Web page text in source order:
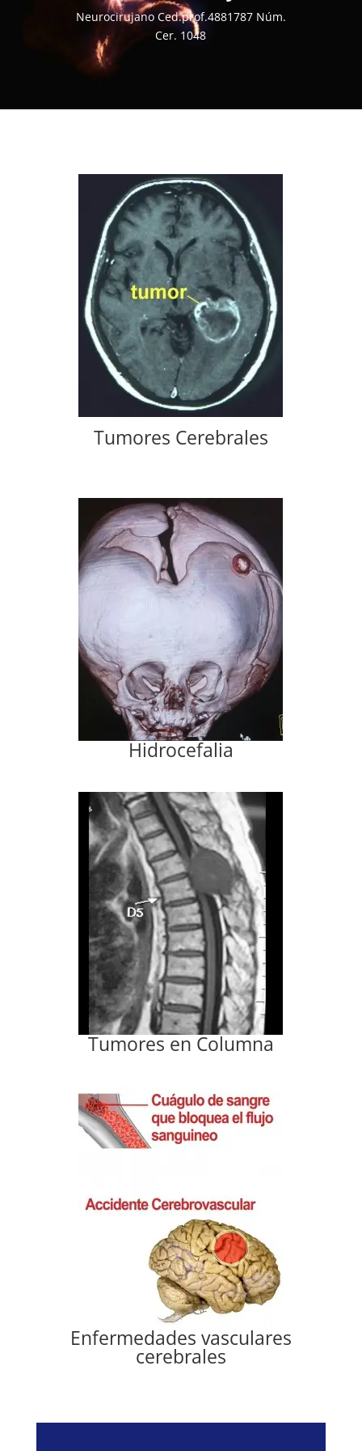
Neurocirujano Ced.prof.4881787 Núm.
Cer. 1048
Tumores Cerebrales
Hidrocefalia
Tumores en Columna
Enfermedades vasculares
cerebrales